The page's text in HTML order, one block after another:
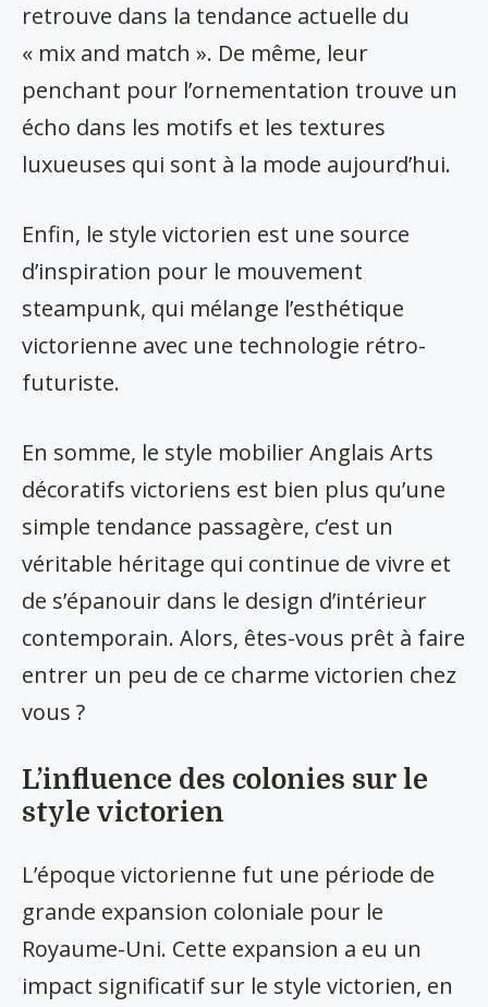
retrouve dans la tendance actuelle du
« mix and match ». De même, leur
penchant pour l’ornementation trouve un
écho dans les motifs et les textures
luxueuses qui sont à la mode aujourd’hui.
Enfin, le style victorien est une source
d’inspiration pour le mouvement
steampunk, qui mélange l’esthétique
victorienne avec une technologie rétro-
futuriste.
En somme, le style mobilier Anglais Arts
décoratifs victoriens est bien plus qu’une
simple tendance passagère, c’est un
véritable héritage qui continue de vivre et
de s’épanouir dans le design d’intérieur
contemporain. Alors, êtes-vous prêt à faire
entrer un peu de ce charme victorien chez
vous ?
L’influence des colonies sur le
style victorien
L’époque victorienne fut une période de
grande expansion coloniale pour le
Royaume-Uni. Cette expansion a eu un
impact significatif sur le style victorien, en